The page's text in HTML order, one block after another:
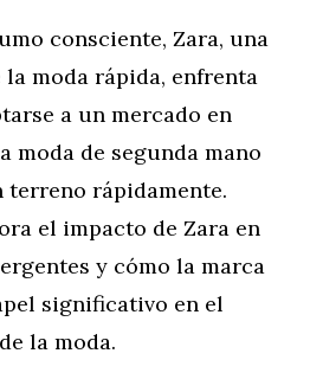
consciente, Zara, una
la moda rápida, enfrenta
a un mercado en
moda de segunda mano
terreno rápidamente.
el impacto de Zara en
y cómo la marca
significativo en el
la moda.